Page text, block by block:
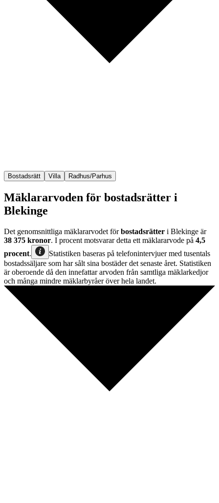
Bostadsrätt Villa Radhus/Parhus
Mäklararvoden för bostadsrätter i
Blekinge
Det genomsnittliga mäklararvodet förbostadsrätter i Blekinge är
38 375 kronor. I procent motsvarar detta ett mäklararvode på 4,5
procent.
Statistiken baseras på telefonintervjuer med tusentals
bostadssäljare som har sålt sina bostäder det senaste året. Statistiken
är oberoende då den innefattar arvoden från samtliga mäklarkedjor
och många mindre mäklarbyråer över hela landet.